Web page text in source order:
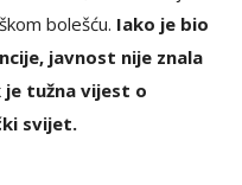
bolešću. Iako je bio
javnost nije znala
je tužna vijest o
svijet.